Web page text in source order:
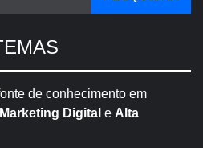
de conhecimento em
Marketing Digital e Alta